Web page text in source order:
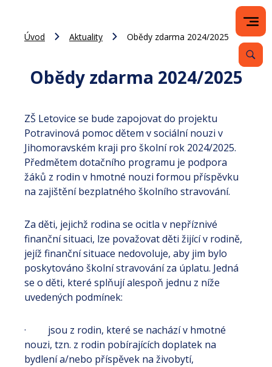
Úvod Aktuality Obědy zdarma 2024/2025
Obědy zdarma 2024/2025
ZŠ Letovice se bude zapojovat do projektu
Potravinová pomoc dětem v sociální nouzi v
Jihomoravském kraji pro školní rok 2024/2025.
Předmětem dotačního programu je podpora
žáků z rodin v hmotné nouzi formou příspěvku
na zajištění bezplatného školního stravování.
Za děti, jejichž rodina se ocitla v nepříznivé
finanční situaci, lze považovat děti žijící v rodině,
jejíž finanční situace nedovoluje, aby jim bylo
poskytováno školní stravování za úplatu. Jedná
se o děti, které splňují alespoň jednu z níže
uvedených podmínek:
· jsou z rodin, které se nachází v hmotné
nouzi, tzn. z rodin pobírajících doplatek na
bydlení a/nebo příspěvek na živobytí,